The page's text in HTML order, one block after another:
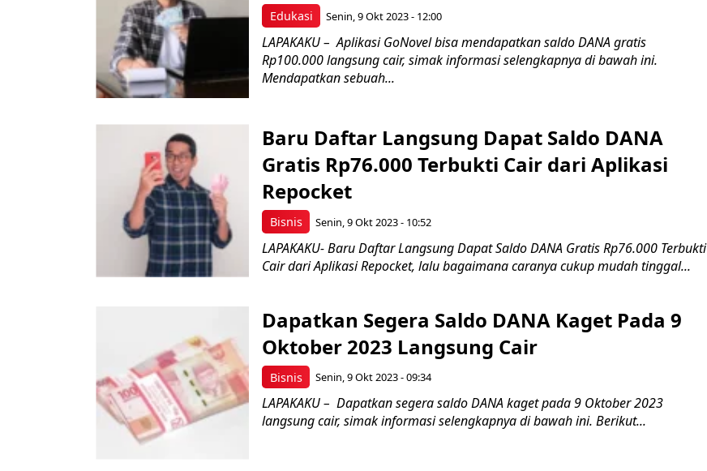
Edukasi Senin, 9 Okt 2023 - 12:00
LAPAKAKU – Aplikasi GoNovel bisa mendapatkan saldo DANA gratis
Rp100.000 langsung cair, simak informasi selengkapnya di bawah ini.
Mendapatkan sebuah...
Bisnis
Baru Daftar Langsung Dapat Saldo DANA
Gratis Rp76.000 Terbukti Cair dari Aplikasi
Repocket
Senin, 9 Okt 2023 - 10:52
LAPAKAKU- Baru Daftar Langsung Dapat Saldo DANA Gratis Rp76.000 Terbukti
Cair dari Aplikasi Repocket, lalu bagaimana caranya cukup mudah tinggal...
Bisnis
Dapatkan Segera Saldo DANA Kaget Pada 9
Oktober 2023 Langsung Cair
Senin, 9 Okt 2023 - 09:34
LAPAKAKU – Dapatkan segera saldo DANA kaget pada 9 Oktober 2023
langsung cair, simak informasi selengkapnya di bawah ini. Berikut...